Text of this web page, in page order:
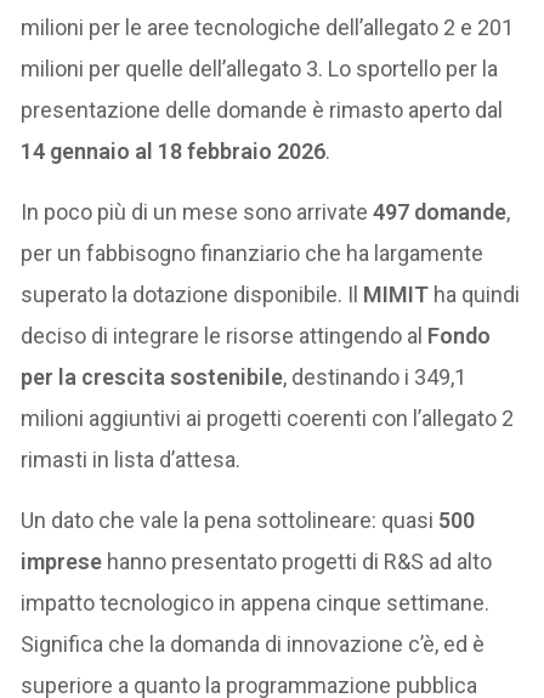
milioni per le aree tecnologiche dell’allegato 2 e 201
milioni per quelle dell’allegato 3. Lo sportello per la
presentazione delle domande è rimasto aperto dal
14 gennaio al 18 febbraio 2026.
In poco più di un mese sono arrivate497 domande,
per un fabbisogno finanziario che ha largamente
superato la dotazione disponibile. Il MIMIT ha quindi
deciso di integrare le risorse attingendo al Fondo
per la crescita sostenibile, destinando i 349,1
milioni aggiuntivi ai progetti coerenti con l’allegato 2
rimasti in lista d’attesa.
Un dato che vale la pena sottolineare: quasi 500
imprese hanno presentato progetti di R&S ad alto
impatto tecnologico in appena cinque settimane.
Significa che la domanda di innovazione c’è, ed è
superiore a quanto la programmazione pubblica